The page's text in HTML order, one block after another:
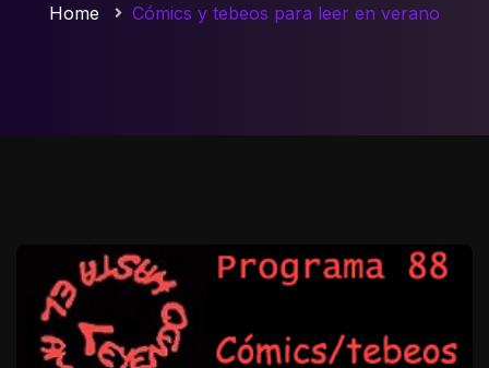
Home Cómics y tebeos para leer en verano